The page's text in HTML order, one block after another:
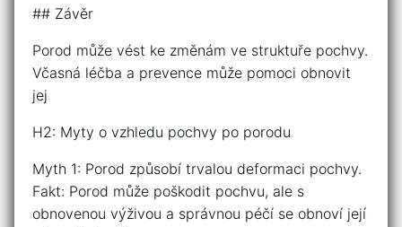
## Závěr
Porod může vést ke změnám ve struktuře pochvy.
Včasná léčba a prevence může pomoci obnovit
jej
H2: Myty o vzhledu pochvy po porodu
Myth 1: Porod způsobí trvalou deformaci pochvy.
Fakt: Porod může poškodit pochvu, ale s
obnovenou výživou a správnou péčí se obnoví její